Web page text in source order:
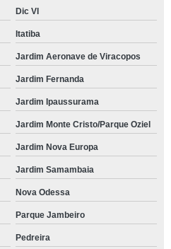
Dic VI
Itatiba
Jardim Aeronave de Viracopos
Jardim Fernanda
Jardim Ipaussurama
Jardim Monte Cristo/Parque Oziel
Jardim Nova Europa
Jardim Samambaia
Nova Odessa
Parque Jambeiro
Pedreira